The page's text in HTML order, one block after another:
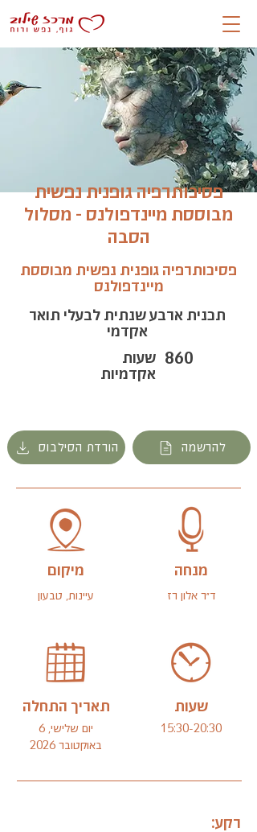
פסיכותרפיה גופנית נפשית
מבוססת מיינדפולנס - מסלול
הסבה
פסיכותרפיה גופנית נפשית מבוססת
מיינדפולנס
תכנית ארבע שנתית לבעלי תואר
אקדמי
860 שעות
אקדמיות
להרשמה הורדת הסילבוס
מנחה מיקום
ד״ר אלון רז עיינות, טבעון
שעות תאריך התחלה
15:30-20:30
יום שלישי, 6
באוקטובר 2026
רקע: